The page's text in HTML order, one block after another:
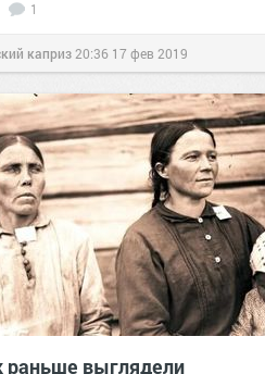
1
каприз 20:36 17 фев 2019
раньше выглядели